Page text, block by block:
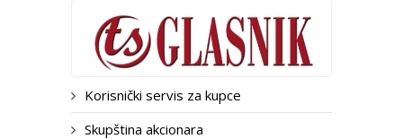
Korisnički servis za kupce
Skupština akcionara